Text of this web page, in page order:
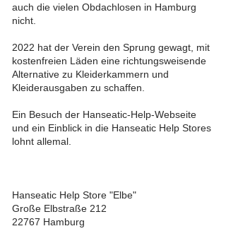
auch die vielen Obdachlosen in Hamburg
nicht.
2022 hat der Verein den Sprung gewagt, mit
kostenfreien Läden eine richtungsweisende
Alternative zu Kleiderkammern und
Kleiderausgaben zu schaffen.
Ein Besuch der Hanseatic-Help-Webseite
und ein Einblick in die Hanseatic Help Stores
lohnt allemal.
Hanseatic Help Store "Elbe"
Große Elbstraße 212
22767 Hamburg